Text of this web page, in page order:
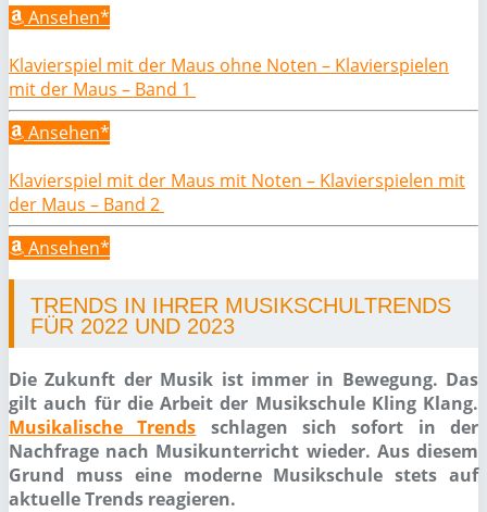
Ansehen*
Klavierspiel mit der Maus ohne Noten – Klavierspielen
mit der Maus – Band 1
Ansehen*
Klavierspiel mit der Maus mit Noten – Klavierspielen mit
der Maus – Band 2
Ansehen*
TRENDS IN IHRER MUSIKSCHULTRENDS
FÜR 2022 UND 2023
Die Zukunft der Musik ist immer in Bewegung. Das
gilt auch für die Arbeit der Musikschule Kling Klang.
Musikalische Trends schlagen sich sofort in der
Nachfrage nach Musikunterricht wieder. Aus diesem
Grund muss eine moderne Musikschule stets auf
aktuelle Trends reagieren.